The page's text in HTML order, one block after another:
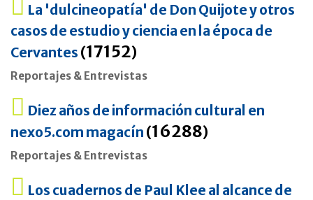
La 'dulcineopatía' de Don Quijote y otros
casos de estudio y ciencia en la época de
Cervantes (17152)
Reportajes & Entrevistas
Diez años de información cultural en
nexo5.com magacín (16288)
Reportajes & Entrevistas
Los cuadernos de Paul Klee al alcance de